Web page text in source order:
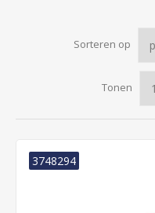
Sorteren op
Tonen
3748294